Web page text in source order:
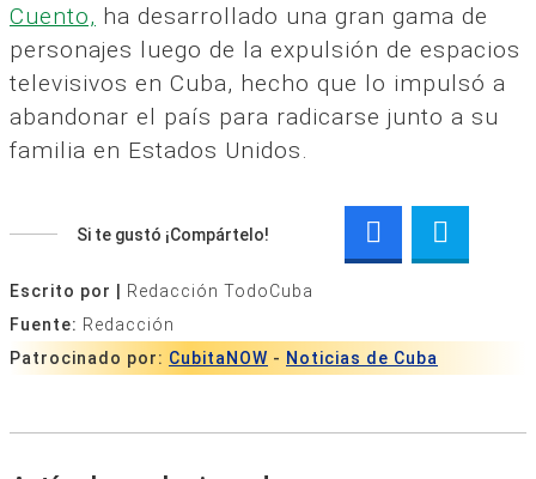
Cuento, ha desarrollado una gran gama de
personajes luego de la expulsión de espacios
televisivos en Cuba, hecho que lo impulsó a
abandonar el país para radicarse junto a su
familia en Estados Unidos.
Si te gustó ¡Compártelo!
Escrito por |
Redacción TodoCuba
Fuente: Redacción
Patrocinado por: CubitaNOW - Noticias de Cuba